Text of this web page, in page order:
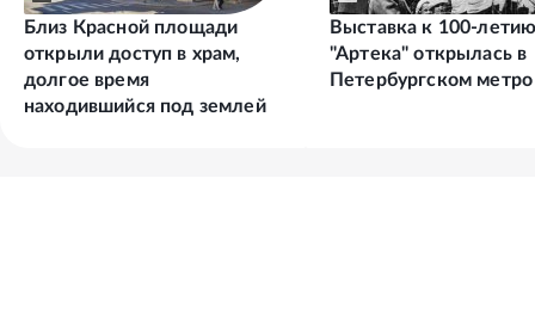
Близ Красной площади
открыли доступ в храм,
долгое время
находившийся под землей
Выставка к 100-
"Артека" открылась в
Петербургском метро